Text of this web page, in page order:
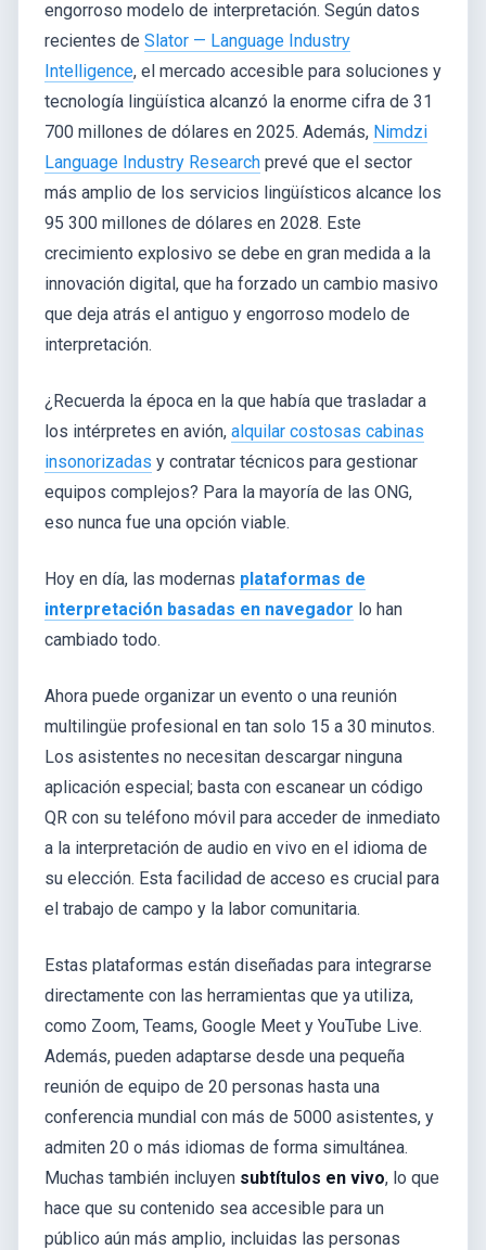
engorroso modelo de interpretación. Según datos
recientes de Slator — Language Industry
Intelligence, el mercado accesible para soluciones y
tecnología lingüística alcanzó la enorme cifra de 31
700 millones de dólares en 2025. Además, Nimdzi
Language Industry Research prevé que el sector
más amplio de los servicios lingüísticos alcance los
95 300 millones de dólares en 2028. Este
crecimiento explosivo se debe en gran medida a la
innovación digital, que ha forzado un cambio masivo
que deja atrás el antiguo y engorroso modelo de
interpretación.
¿Recuerda la época en la que había que trasladar a
los intérpretes en avión, alquilar costosas cabinas
insonorizadas y contratar técnicos para gestionar
equipos complejos? Para la mayoría de las ONG,
eso nunca fue una opción viable.
Hoy en día, las modernas plataformas de
interpretación basadas en navegador lo han
cambiado todo.
Ahora puede organizar un evento o una reunión
multilingüe profesional en tan solo 15 a 30 minutos.
Los asistentes no necesitan descargar ninguna
aplicación especial; basta con escanear un código
QR con su teléfono móvil para acceder de inmediato
a la interpretación de audio en vivo en el idioma de
su elección. Esta facilidad de acceso es crucial para
el trabajo de campo y la labor comunitaria.
Estas plataformas están diseñadas para integrarse
directamente con las herramientas que ya utiliza,
como Zoom, Teams, Google Meet y YouTube Live.
Además, pueden adaptarse desde una pequeña
reunión de equipo de 20 personas hasta una
conferencia mundial con más de 5000 asistentes, y
admiten 20 o más idiomas de forma simultánea.
Muchas también incluyen subtítulos en vivo, lo que
hace que su contenido sea accesible para un
público aún más amplio, incluidas las personas